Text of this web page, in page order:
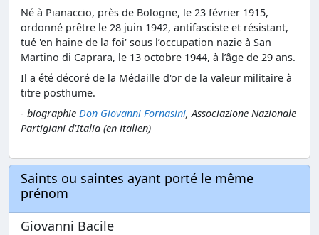
Né à Pianaccio, près de Bologne, le 23 février 1915,
ordonné prêtre le 28 juin 1942, antifasciste et résistant,
tué 'en haine de la foi' sous l’occupation nazie à San
Martino di Caprara, le 13 octobre 1944, à l’âge de 29 ans.
Il a été décoré de la Médaille d'or de la valeur militaire à
titre posthume.
- biographie Don Giovanni Fornasini, Associazione Nazionale
Partigiani d'Italia (en italien)
Saints ou saintes ayant porté le même
prénom
Giovanni Bacile